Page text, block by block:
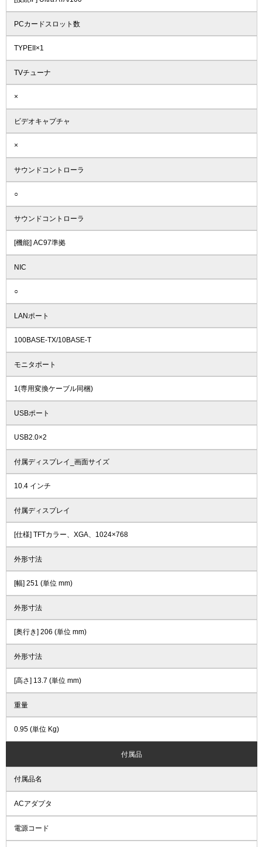
PCカードスロット数
TYPEII×1
TVチューナ
×
ビデオキャプチャ
×
サウンドコントローラ
○
サウンドコントローラ
[機能] AC97準拠
NIC
○
LANポート
100BASE-TX/10BASE-T
モニタポート
1(専用変換ケーブル同梱)
USBポート
USB2.0×2
付属ディスプレイ_画面サイズ
10.4 インチ
付属ディスプレイ
[仕様] TFTカラー、XGA、1024×768
外形寸法
[幅] 251 (単位 mm)
外形寸法
[奥行き] 206 (単位 mm)
外形寸法
[高さ] 13.7 (単位 mm)
重量
0.95 (単位 Kg)
付属品
付属品名
ACアダプタ
電源コード